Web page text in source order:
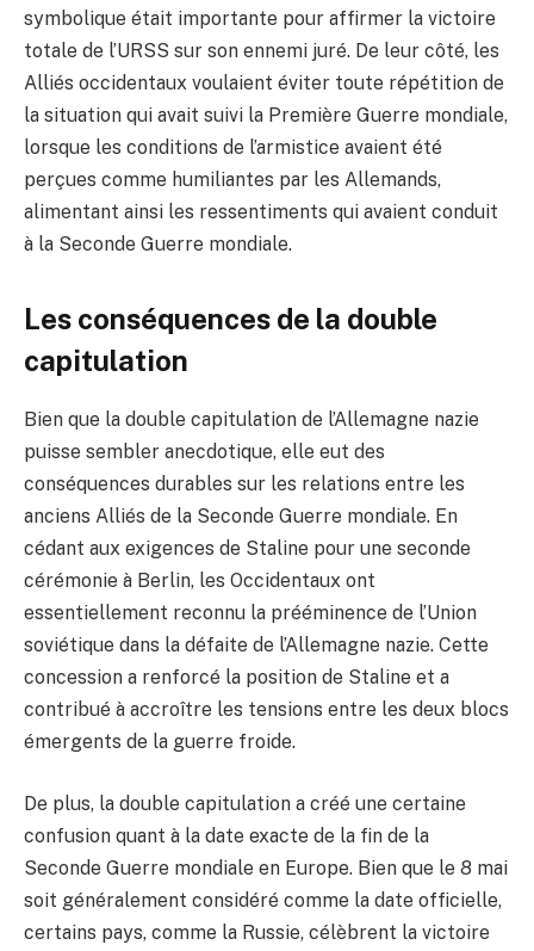
symbolique était importante pour affirmer la victoire
totale de l’URSS sur son ennemi juré. De leur côté, les
Alliés occidentaux voulaient éviter toute répétition de
la situation qui avait suivi la Première Guerre mondiale,
lorsque les conditions de l’armistice avaient été
perçues comme humiliantes par les Allemands,
alimentant ainsi les ressentiments qui avaient conduit
à la Seconde Guerre mondiale.
Les conséquences de la double
capitulation
Bien que la double capitulation de l’Allemagne nazie
puisse sembler anecdotique, elle eut des
conséquences durables sur les relations entre les
anciens Alliés de la Seconde Guerre mondiale. En
cédant aux exigences de Staline pour une seconde
cérémonie à Berlin, les Occidentaux ont
essentiellement reconnu la prééminence de l’Union
soviétique dans la défaite de l’Allemagne nazie. Cette
concession a renforcé la position de Staline et a
contribué à accroître les tensions entre les deux blocs
émergents de la guerre froide.
De plus, la double capitulation a créé une certaine
confusion quant à la date exacte de la fin de la
Seconde Guerre mondiale en Europe. Bien que le 8 mai
soit généralement considéré comme la date officielle,
certains pays, comme la Russie, célèbrent la victoire